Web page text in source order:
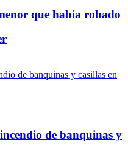
que había robado
de banquinas y